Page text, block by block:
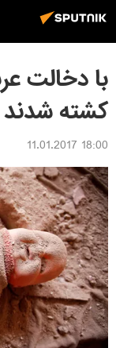
كشته شدند
18:00 11.01.2017